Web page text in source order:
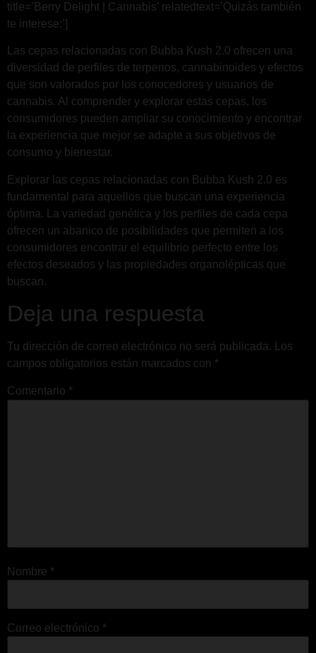
title=’Berry Delight | Cannabis’ relatedtext=’Quizás también
te interese:’]
Las cepas relacionadas con Bubba Kush 2.0 ofrecen una
diversidad de perfiles de terpenos, cannabinoides y efectos
que son valorados por los conocedores y usuarios de
cannabis. Al comprender y explorar estas cepas, los
consumidores pueden ampliar su conocimiento y encontrar
la experiencia que mejor se adapte a sus objetivos de
consumo y bienestar.
Explorar las cepas relacionadas con Bubba Kush 2.0 es
fundamental para aquellos que buscan una experiencia
óptima. La variedad genética y los perfiles de cada cepa
ofrecen un abanico de posibilidades que permiten a los
consumidores encontrar el equilibrio perfecto entre los
efectos deseados y las propiedades organolépticas que
buscan.
Deja una respuesta
Tu dirección de correo electrónico no será publicada.
Los
campos obligatorios están marcados con *
Comentario *
Nombre *
Correo electrónico *